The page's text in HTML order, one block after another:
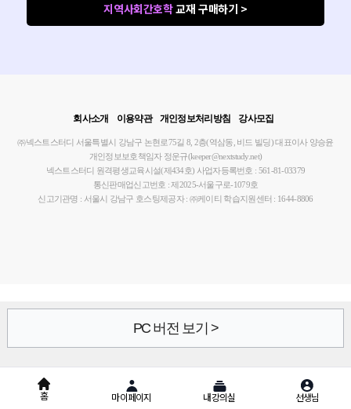
홈 마이페이지 내강의실 선생님
지역사회간호학교재 구매하기 >
회사소개 이용약관 개인정보처리방침 강사모집
㈜넥스트스터디 서울특별시 강남구 논현로75길 8, 2층(역삼동, 비드 빌딩)대표이사 양승윤
개인정보보호책임자 정운규(keeper@nextstudy.net)
넥스트스터디 원격평생교육시설(제434호) 사업자등록번호 : 561-81-03379
통신판매업신고번호 : 제2025-서울구로-1079호
신고기관명 : 서울시 강남구 호스팅제공자 : ㈜케이티 학습지원센터 : 1644-8806
PC 버전 보기 >